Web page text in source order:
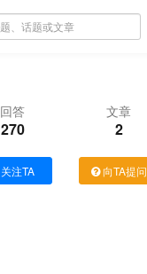
回答
270
文章
2
关注TA 向TA提问